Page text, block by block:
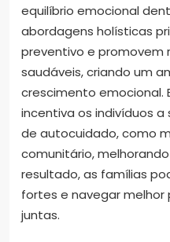
equilíbrio emocional
abordagens holísticas
preventivo e promovem
saudáveis, criando um
crescimento emocional.
incentiva os indivíduos
de autocuidado, como
comunitário,
resultado, as famílias
fortes e navegar melhor
juntas.